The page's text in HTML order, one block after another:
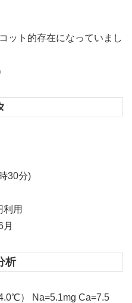
ット的存在になっていまし
30分)
利用
析
） Na=5.1mg Ca=7.5